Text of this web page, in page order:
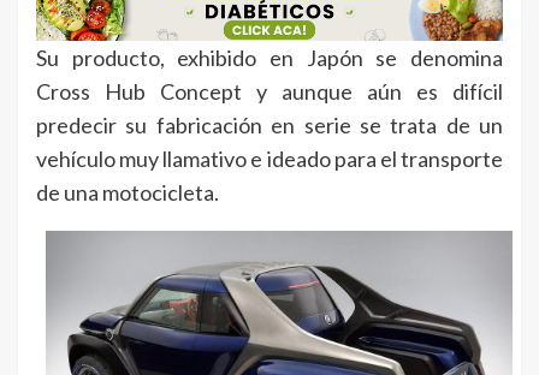
Su producto, exhibido en Japón se denomina
Cross Hub Concept y aunque aún es difícil
predecir su fabricación en serie se trata de un
vehículo muy llamativo e ideado para el transporte
de una motocicleta.